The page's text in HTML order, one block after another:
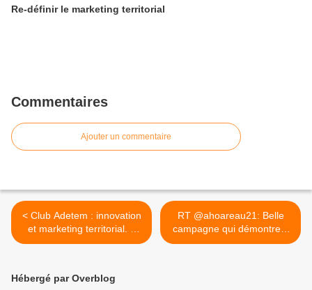
Re-définir le marketing territorial
Commentaires
Ajouter un commentaire
< Club Adetem : innovation
et marketing territorial. 2
juillet 2018 - réunion
RT @ahoareau21: Belle
campagne qui démontre...
>
Hébergé par Overblog